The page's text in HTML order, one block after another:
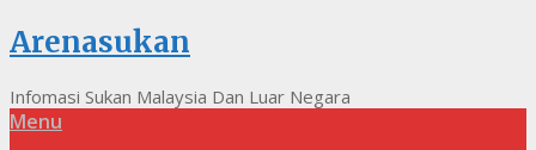
Arenasukan
Infomasi Sukan Malaysia Dan Luar Negara
Menu